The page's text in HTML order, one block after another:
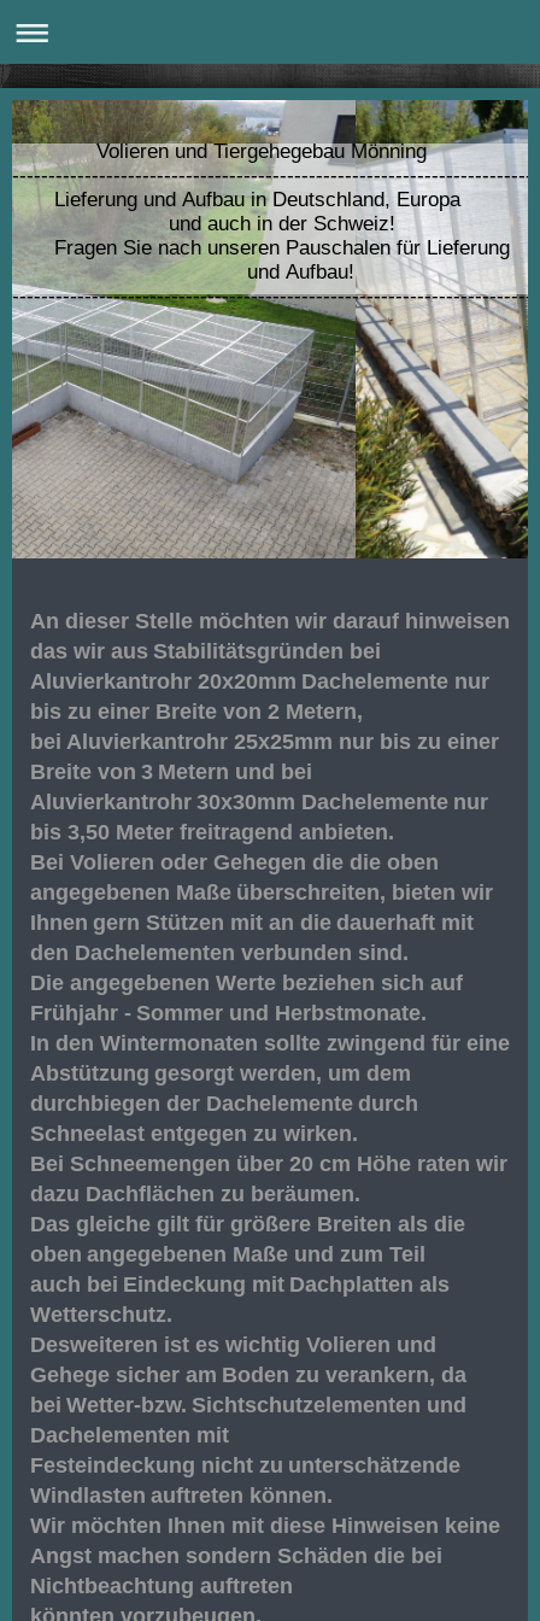
Volieren und Tiergehegebau Mönning
Lieferung und Aufbau in Deutschland, Europa
und auch in der Schweiz!
Fragen Sie nach unseren Pauschalen für Lieferung
und Aufbau!
An dieser Stelle möchten wir darauf hinweisen
das wir aus Stabilitätsgründen bei
Aluvierkantrohr 20x20mm Dachelemente nur
bis zu einer Breite von 2 Metern,
bei Aluvierkantrohr 25x25mm nur bis zu einer
Breite von 3 Metern und bei
Aluvierkantrohr 30x30mm Dachelemente nur
bis 3,50 Meter freitragend anbieten.
Bei Volieren oder Gehegen die die oben
angegebenen Maße überschreiten, bieten wir
Ihnen gern Stützen mit an die dauerhaft mit
den Dachelementen verbunden sind.
Die angegebenen Werte beziehen sich auf
Frühjahr - Sommer und Herbstmonate.
In den Wintermonaten sollte zwingend für eine
Abstützung gesorgt werden, um dem
durchbiegen der Dachelemente durch
Schneelast entgegen zu wirken.
Bei Schneemengen über 20 cm Höhe raten wir
dazu Dachflächen zu beräumen.
Das gleiche gilt für größere Breiten als die
oben angegebenen Maße und zum Teil
auch bei Eindeckung mit Dachplatten als
Wetterschutz.
Desweiteren ist es wichtig Volieren und
Gehege sicher am Boden zu verankern, da
bei Wetter-bzw. Sichtschutzelementen und
Dachelementen mit
Festeindeckung nicht zu unterschätzende
Windlasten auftreten können.
Wir möchten Ihnen mit diese Hinweisen keine
Angst machen sondern Schäden die bei
Nichtbeachtung auftreten